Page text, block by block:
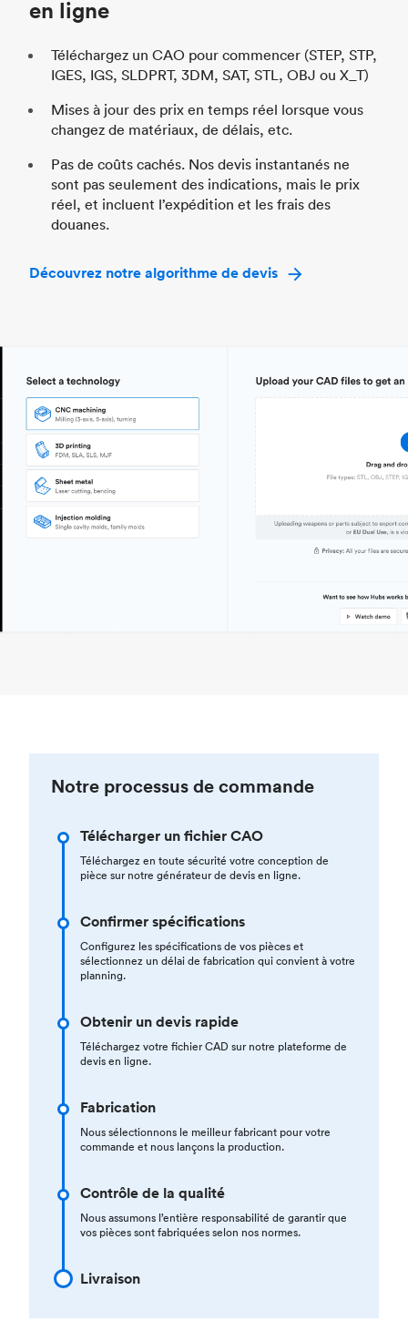
en ligne
Téléchargez un CAO pour commencer (STEP, STP,
IGES, IGS, SLDPRT, 3DM, SAT, STL, OBJ ou X_T)
Mises à jour des prix en temps réel lorsque vous
changez de matériaux, de délais, etc.
Pas de coûts cachés. Nos devis instantanés ne
sont pas seulement des indications, mais le prix
réel, et incluent l’expédition et les frais des
douanes.
Découvrez notre algorithme de devis
Notre processus de commande
Télécharger un fichier CAO
Téléchargez en toute sécurité votre conception de
pièce sur notre générateur de devis en ligne.
Confirmer spécifications
Configurez les spécifications de vos pièces et
sélectionnez un délai de fabrication qui convient à votre
planning.
Obtenir un devis rapide
Téléchargez votre fichier CAD sur notre plateforme de
devis en ligne.
Fabrication
Nous sélectionnons le meilleur fabricant pour votre
commande et nous lançons la production.
Contrôle de la qualité
Nous assumons l’entière responsabilité de garantir que
vos pièces sont fabriquées selon nos normes.
Livraison